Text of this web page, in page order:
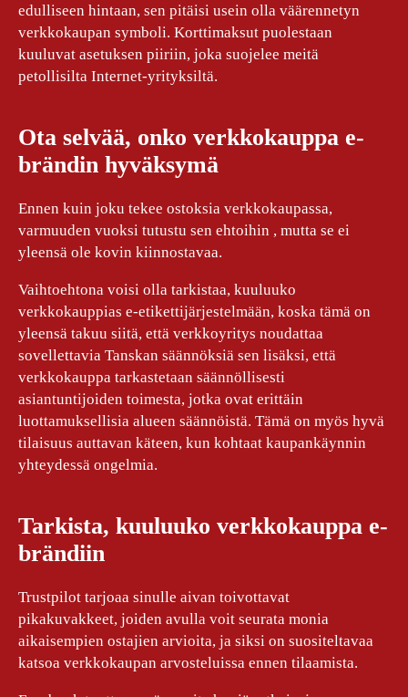
edulliseen hintaan, sen pitäisi usein olla väärennetyn
verkkokaupan symboli. Korttimaksut puolestaan
kuuluvat asetuksen piiriin, joka suojelee meitä
petollisilta Internet-yrityksiltä.
Ota selvää, onko verkkokauppa e-
brändin hyväksymä
Ennen kuin joku tekee ostoksia verkkokaupassa,
varmuuden vuoksi tutustu sen ehtoihin , mutta se ei
yleensä ole kovin kiinnostavaa.
Vaihtoehtona voisi olla tarkistaa, kuuluuko
verkkokauppias e-etikettijärjestelmään, koska tämä on
yleensä takuu siitä, että verkkoyritys noudattaa
sovellettavia Tanskan säännöksiä sen lisäksi, että
verkkokauppa tarkastetaan säännöllisesti
asiantuntijoiden toimesta, jotka ovat erittäin
luottamuksellisia alueen säännöistä. Tämä on myös hyvä
tilaisuus auttavan käteen, kun kohtaat kaupankäynnin
yhteydessä ongelmia.
Tarkista, kuuluuko verkkokauppa e-
brändiin
Trustpilot tarjoaa sinulle aivan toivottavat
pikakuvakkeet, joiden avulla voit seurata monia
aikaisempien ostajien arvioita, ja siksi on suositeltavaa
katsoa verkkokaupan arvosteluissa ennen tilaamista.